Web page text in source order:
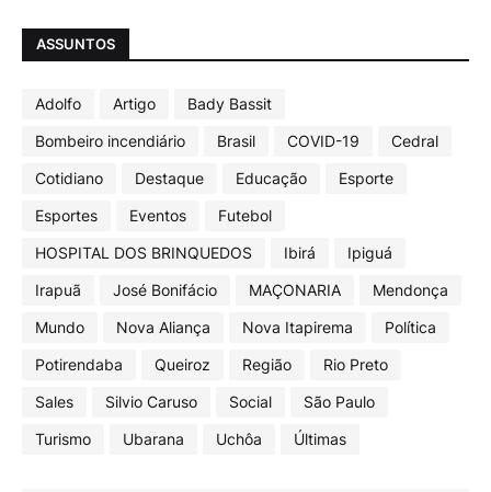
ASSUNTOS
Adolfo Artigo
Bady Bassit
Bombeiro incendiário
Brasil COVID-19
Cedral
Cotidiano
Destaque Educação
Esporte
Esportes
Eventos
Futebol
HOSPITAL DOS BRINQUEDOS
Ibirá
Ipiguá
Irapuã
José Bonifácio MAÇONARIA
Mendonça
Mundo
Nova Aliança Nova Itapirema
Política
Potirendaba
Queiroz Região
Rio Preto
Sales
Silvio Caruso Social
São Paulo
Turismo
Ubarana Uchôa Últimas